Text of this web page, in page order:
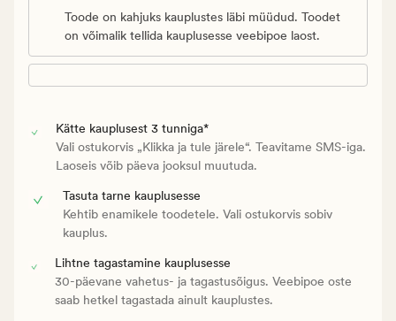
Toode on kahjuks kauplustes läbi müüdud. Toodet
on võimalik tellida kauplusesse veebipoe laost.
Kätte kauplusest 3 tunniga*
Vali ostukorvis „Klikka ja tule järele“. Teavitame SMS-iga.
Laoseis võib päeva jooksul muutuda.
Tasuta tarne kauplusesse
Kehtib enamikele toodetele. Vali ostukorvis sobiv
kauplus.
Lihtne tagastamine kauplusesse
30-päevane vahetus- ja tagastusõigus. Veebipoe oste
saab hetkel tagastada ainult kauplustes.